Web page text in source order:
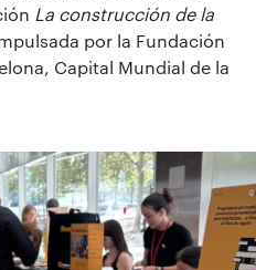
La construcción de la
por la Fundación
Capital Mundial de la